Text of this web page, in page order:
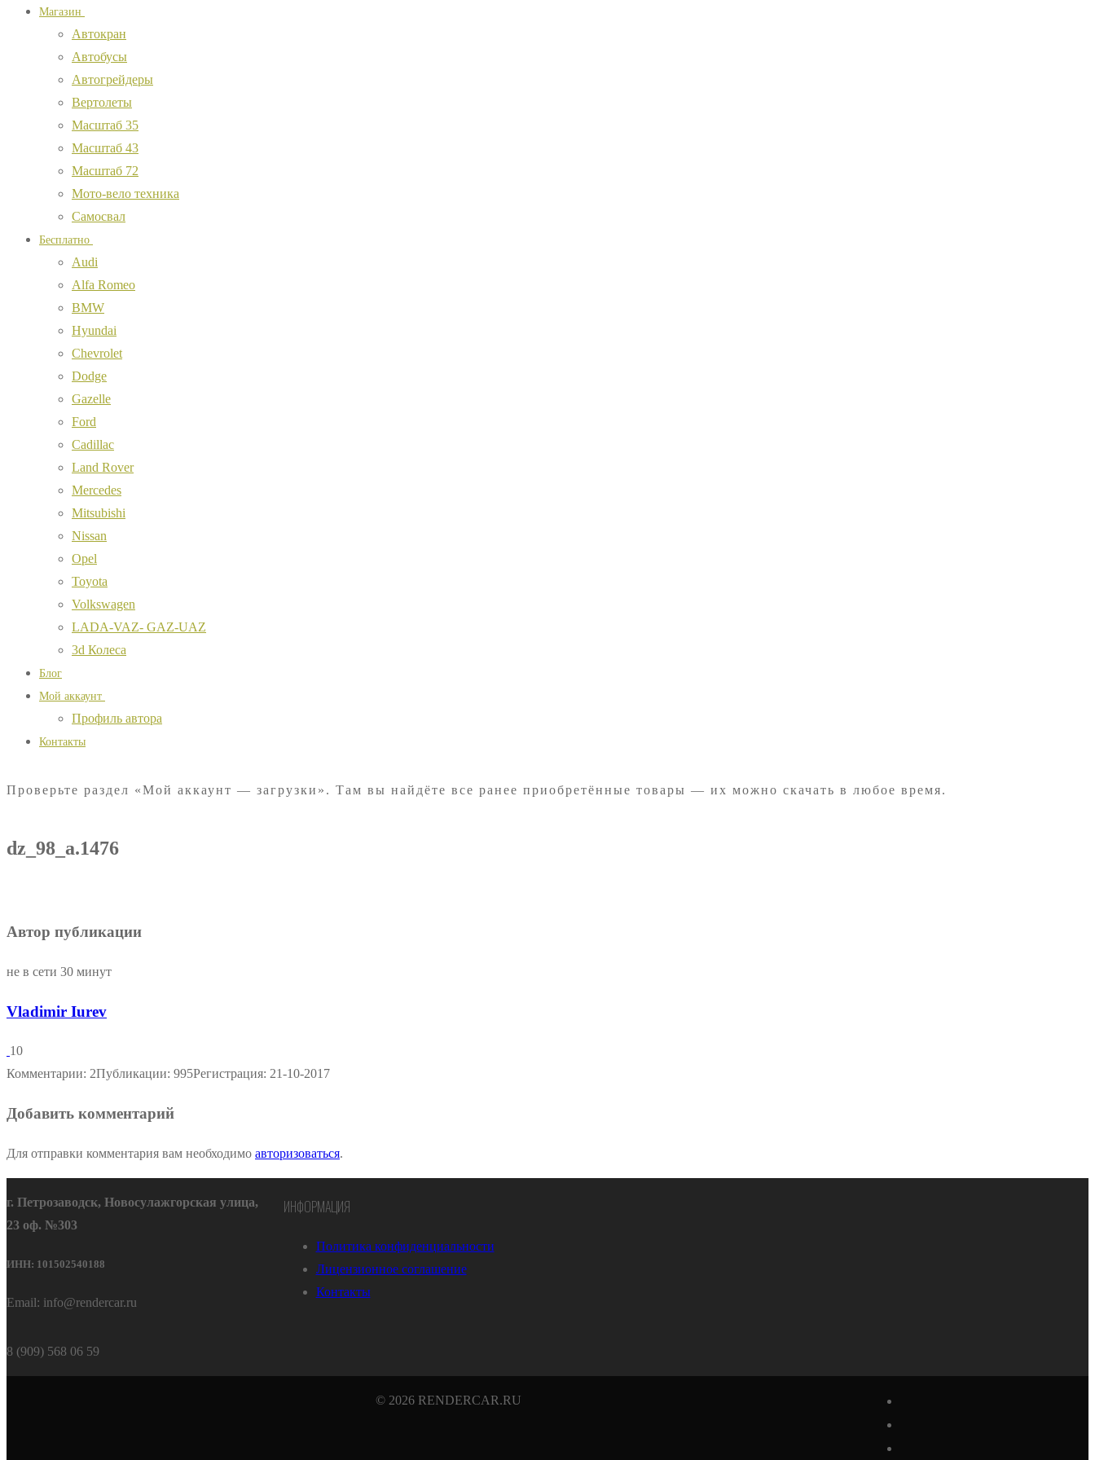
Магазин
Автокран
Автобусы
Автогрейдеры
Вертолеты
Масштаб 35
Масштаб 43
Масштаб 72
Мото-вело техника
Самосвал
Бесплатно
Audi
Alfa Romeo
BMW
Hyundai
Chevrolet
Dodge
Gazelle
Ford
Cadillac
Land Rover
Mercedes
Mitsubishi
Nissan
Opel
Toyota
Volkswagen
LADA-VAZ- GAZ-UAZ
3d Колеса
Блог
Мой аккаунт
Профиль автора
Контакты
Проверьте раздел «Мой аккаунт — загрузки». Там вы найдёте все ранее приобретённые товары — их можно скачать в любое время.
dz_98_a.1476
Автор публикации
не в сети 30 минут
Vladimir Iurev
10
Комментарии: 2Публикации: 995Регистрация: 21-10-2017
Добавить комментарий
Для отправки комментария вам необходимо авторизоваться.
г. Петрозаводск, Новосулажгорская улица,
23 оф. №303
ИНН: 101502540188
Email: info@rendercar.ru
8 (909) 568 06 59
ИНФОРМАЦИЯ
Политика конфиденциальности
Лицензионное соглашение
Контакты
© 2026 RENDERCAR.RU